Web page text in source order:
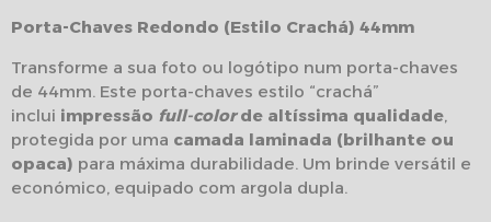
Porta-Chaves Redondo (Estilo Crachá) 44mm
Transforme a sua foto ou logótipo num porta-chaves
de 44mm. Este porta-chaves estilo “crachá”
inclui impressão full-colorde altíssima qualidade
protegida por uma camada laminada (brilhante ou
opaca) para máxima durabilidade. Um brinde versátil e
económico, equipado com argola dupla.